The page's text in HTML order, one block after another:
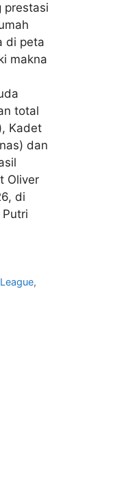
prestasi
di peta
makna
total
Kadet
dan
Oliver
di
,